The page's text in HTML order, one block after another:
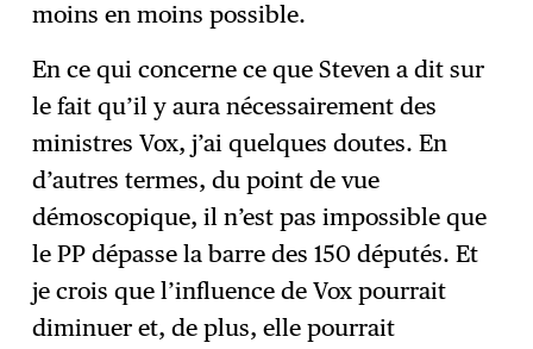
moins en moins possible.
En ce qui concerne ce que Steven a dit sur
le fait qu’il y aura nécessairement des
ministres Vox, j’ai quelques doutes. En
d’autres termes, du point de vue
démoscopique, il n’est pas impossible que
le PP dépasse la barre des 150 députés. Et
je crois que l’influence de Vox pourrait
diminuer et, de plus, elle pourrait